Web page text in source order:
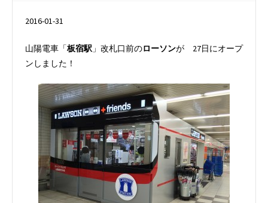
2016-01-31
山陽電車「板宿駅 」改札口前のローソンが 27日にオープ
ンしました！